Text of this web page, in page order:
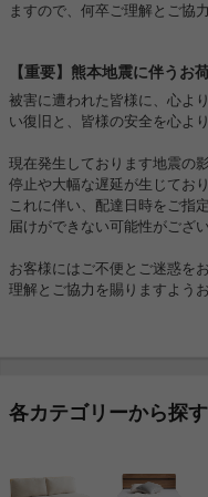
ますので、何卒ご理解とご協
【重要】熊本地震に伴うお
被害に遭われた皆様に、心よ
い復旧と、皆様の安全を心よ
現在発生しております地震の
停止や大幅な遅延が生じており
これに伴い、配達日時をご指
届けができない可能性がござい
お客様にはご不便とご迷惑を
理解とご協力を賜りますよう
各カテゴリーから探す